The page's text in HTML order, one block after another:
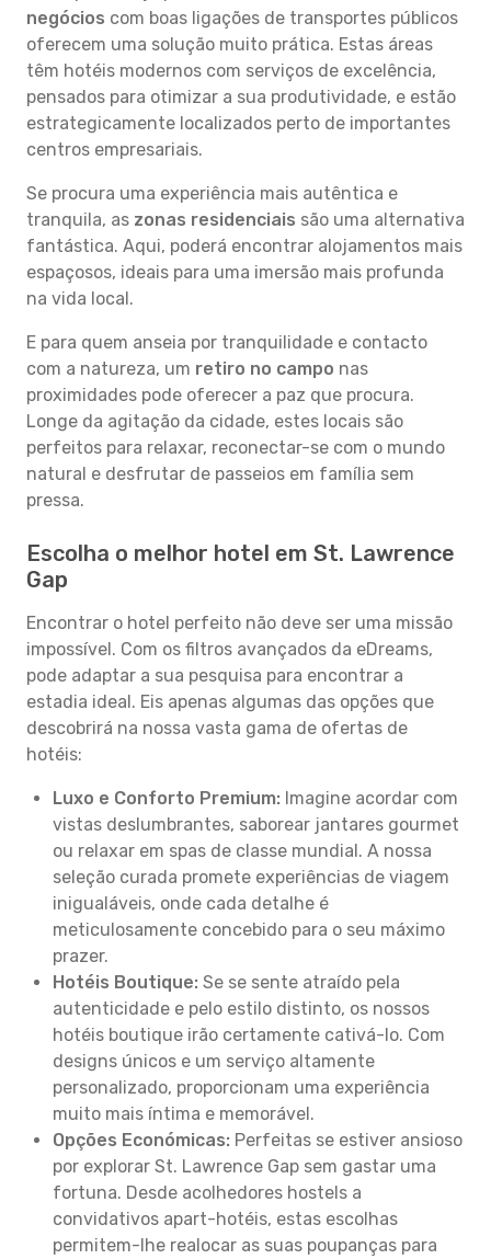
negócios com boas ligações de transportes públicos
oferecem uma solução muito prática. Estas áreas
têm hotéis modernos com serviços de excelência,
pensados para otimizar a sua produtividade, e estão
estrategicamente localizados perto de importantes
centros empresariais.
Se procura uma experiência mais autêntica e
tranquila, as zonas residenciais são uma alternativa
fantástica. Aqui, poderá encontrar alojamentos mais
espaçosos, ideais para uma imersão mais profunda
na vida local.
E para quem anseia por tranquilidade e contacto
com a natureza, um retiro no campo nas
proximidades pode oferecer a paz que procura.
Longe da agitação da cidade, estes locais são
perfeitos para relaxar, reconectar-se com o mundo
natural e desfrutar de passeios em família sem
pressa.
Escolha o melhor hotel em St. Lawrence
Gap
Encontrar o hotel perfeito não deve ser uma missão
impossível. Com os filtros avançados da eDreams,
pode adaptar a sua pesquisa para encontrar a
estadia ideal. Eis apenas algumas das opções que
descobrirá na nossa vasta gama de ofertas de
hotéis:
Luxo e Conforto Premium: Imagine acordar com
vistas deslumbrantes, saborear jantares gourmet
ou relaxar em spas de classe mundial. A nossa
seleção curada promete experiências de viagem
inigualáveis, onde cada detalhe é
meticulosamente concebido para o seu máximo
prazer.
Hotéis Boutique: Se se sente atraído pela
autenticidade e pelo estilo distinto, os nossos
hotéis boutique irão certamente cativá-lo. Com
designs únicos e um serviço altamente
personalizado, proporcionam uma experiência
muito mais íntima e memorável.
Opções Económicas: Perfeitas se estiver ansioso
por explorar St. Lawrence Gap sem gastar uma
fortuna. Desde acolhedores hostels a
convidativos apart-hotéis, estas escolhas
permitem-lhe realocar as suas poupanças para